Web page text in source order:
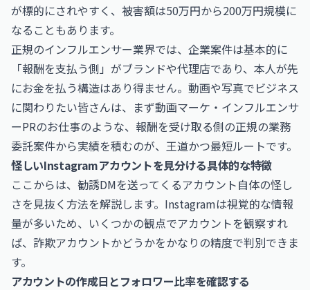
が標的にされやすく、被害額は50万円から200万円規模に
なることもあります。
正規のインフルエンサー業界では、企業案件は基本的に
「報酬を支払う側」がブランドや代理店であり、本人が先
にお金を払う構造はあり得ません。動画や写真でビジネス
に関わりたい皆さんは、まず動画マーケ・インフルエンサ
ーPRのお仕事のような、報酬を受け取る側の正規の業務
委託案件から実績を積むのが、王道かつ最短ルートです。
怪しいInstagramアカウントを見分ける具体的な特徴
ここからは、勧誘DMを送ってくるアカウント自体の怪し
さを見抜く方法を解説します。Instagramは視覚的な情報
量が多いため、いくつかの観点でアカウントを観察すれ
ば、詐欺アカウントかどうかをかなりの精度で判別できま
す。
アカウントの作成日とフォロワー比率を確認する